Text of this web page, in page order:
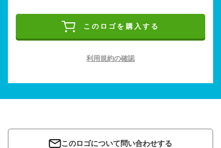
このロゴを購入する
利用規約の確認
このロゴについて問い合わせする